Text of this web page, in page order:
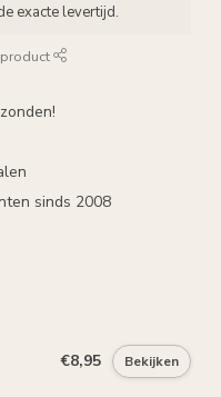
exacte levertijd.
sinds 2008
€8,95 Bekijken